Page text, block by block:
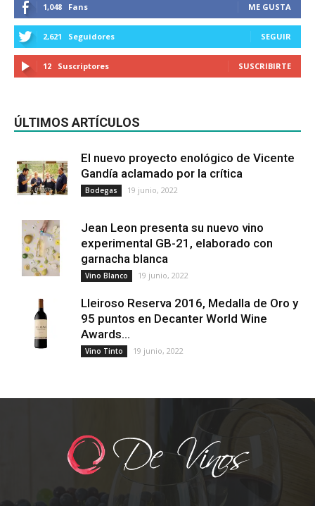
1,048 Fans ME GUSTA
2,621 Seguidores SEGUIR
12 Suscriptores SUSCRIBIRTE
ÚLTIMOS ARTÍCULOS
El nuevo proyecto enológico de Vicente
Gandía aclamado por la crítica
Bodegas 19 junio, 2022
Jean Leon presenta su nuevo vino
experimental GB-21, elaborado con
garnacha blanca
Vino Blanco 19 junio, 2022
Lleiroso Reserva 2016, Medalla de Oro y
95 puntos en Decanter World Wine
Awards...
Vino Tinto 19 junio, 2022